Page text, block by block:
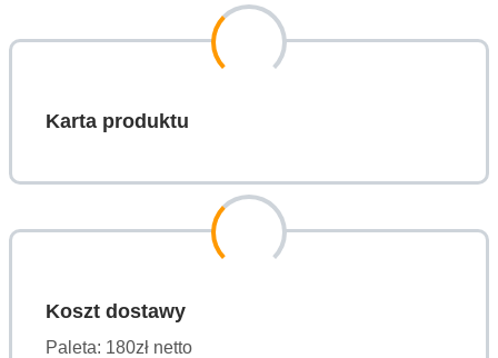
Karta produktu
Koszt dostawy
Paleta: 180zł netto